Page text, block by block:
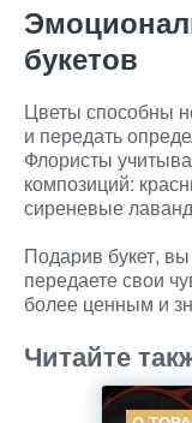
букетов
Цветы способны
и передать
Флористы
композиций:
сиреневые
Подарив букет,
передаете свои
более ценным и
Читайте